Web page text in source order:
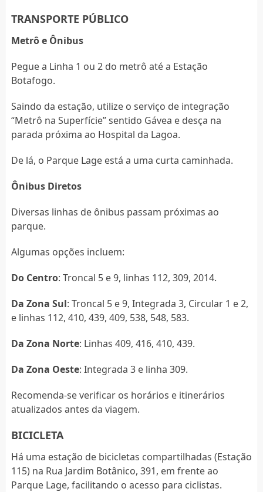
TRANSPORTE PÚBLICO
Metrô e Ônibus
Pegue a Linha 1 ou 2 do metrô até a Estação
Botafogo.
Saindo da estação, utilize o serviço de integração
“Metrô na Superfície” sentido Gávea e desça na
parada próxima ao Hospital da Lagoa.
De lá, o Parque Lage está a uma curta caminhada.
Ônibus Diretos
Diversas linhas de ônibus passam próximas ao
parque.
Algumas opções incluem:
Do Centro: Troncal 5 e 9, linhas 112, 309, 2014.
Da Zona Sul: Troncal 5 e 9, Integrada 3, Circular 1 e 2,
e linhas 112, 410, 439, 409, 538, 548, 583.
Da Zona Norte: Linhas 409, 416, 410, 439.
Da Zona Oeste: Integrada 3 e linha 309.
Recomenda-se verificar os horários e itinerários
atualizados antes da viagem.
BICICLETA
Há uma estação de bicicletas compartilhadas (Estação
115) na Rua Jardim Botânico, 391, em frente ao
Parque Lage, facilitando o acesso para ciclistas.